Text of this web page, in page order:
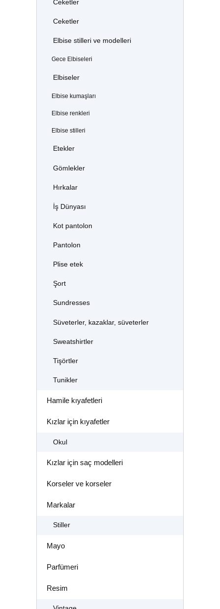
Ceketler
Ceketler
Elbise stilleri ve modelleri
Gece Elbiseleri
Elbiseler
Elbise kumaşları
Elbise renkleri
Elbise stilleri
Etekler
Gömlekler
Hırkalar
İş Dünyası
Kot pantolon
Pantolon
Plise etek
Şort
Sundresses
Süveterler, kazaklar, süveterler
Sweatshirtler
Tişörtler
Tunikler
Hamile kıyafetleri
Kızlar için kıyafetler
Okul
Kızlar için saç modelleri
Korseler ve korseler
Markalar
Stiller
Mayo
Parfümeri
Resim